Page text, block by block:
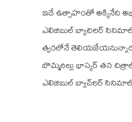
ఇదే ఉత్సాహంతో అక్కినేని
ఎలిజిబుల్ బ్యాచిలర్
త్వరలోనే
బొమ్మ‌రిల్లు భాస్క‌ర్ త‌న
ఎలిజిబుల్ బ్యాచ్‌లర్